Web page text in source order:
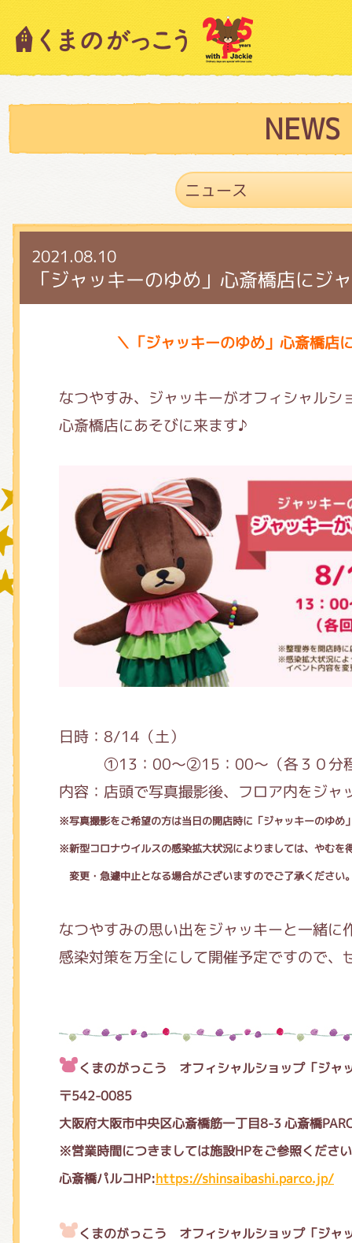
NEWS
2021.08.10
「ジャッキーのゆめ」心斎橋店にジ
＼「ジャッキーのゆめ」心斎橋店
なつやすみ、ジャッキーがオフィシャルシ
心斎橋店にあそびに来ます♪
日時：8/14（土）
①13：00～②15：00～（各３０分
内容：店頭で写真撮影後、フロア内をジャ
※写真撮影をご希望の方は当日の開店時に「ジャッキーのゆめ
※新型コロナウイルスの感染拡大状況によりましては、やむを
変更・急遽中止となる場合がございますのでご了承ください
なつやすみの思い出をジャッキーと一緒
感染対策を万全にして開催予定ですので、
くまのがっこう オフィシャルショップ「ジャ
〒542-0085
大阪府大阪市中央区心斎橋筋一丁目8-3 心斎橋
※営業時間につきましては施設HPをご参照くださ
心斎橋パルコHP:https://shinsaibashi.parco.jp/
くまのがっこう オフィシャルショップ「ジャ
キャラクター紹介
スタッフブログ
絵本・作家紹介
ショップインフォメーション
グッズインフォメーション
ミュージカル・コンサート
おたのしみコンテンツ(クイズ・
チア ジャッキーズ！
くまのがっこう 家庭科部